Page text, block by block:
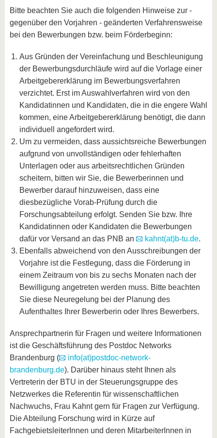
Bitte beachten Sie auch die folgenden Hinweise zur -
gegenüber den Vorjahren - geänderten Verfahrensweise
bei den Bewerbungen bzw. beim Förderbeginn:
Aus Gründen der Vereinfachung und Beschleunigung
der Bewerbungsdurchläufe wird auf die Vorlage einer
Arbeitgebererklärung im Bewerbungsverfahren
verzichtet. Erst im Auswahlverfahren wird von den
Kandidatinnen und Kandidaten, die in die engere Wahl
kommen, eine Arbeitgebererklärung benötigt, die dann
individuell angefordert wird.
Um zu vermeiden, dass aussichtsreiche Bewerbungen
aufgrund von unvollständigen oder fehlerhaften
Unterlagen oder aus arbeitsrechtlichen Gründen
scheitern, bitten wir Sie, die Bewerberinnen und
Bewerber darauf hinzuweisen, dass eine
diesbezügliche Vorab-Prüfung durch die
Forschungsabteilung erfolgt. Senden Sie bzw. Ihre
Kandidatinnen oder Kandidaten die Bewerbungen
dafür vor Versand an das PNB an
kahnt(at)b-tu.de.
Ebenfalls abweichend von den Ausschreibungen der
Vorjahre ist die Festlegung, dass die Förderung in
einem Zeitraum von bis zu sechs Monaten nach der
Bewilligung angetreten werden muss. Bitte beachten
Sie diese Neuregelung bei der Planung des
Aufenthaltes Ihrer Bewerberin oder Ihres Bewerbers.
Ansprechpartnerin für Fragen und weitere Informationen
ist die Geschäftsführung des Postdoc Networks
Brandenburg (
info(at)postdoc-network-
brandenburg.de). Darüber hinaus steht Ihnen als
Vertreterin der BTU in der Steuerungsgruppe des
Netzwerkes die Referentin für wissenschaftlichen
Nachwuchs, Frau Kahnt gern für Fragen zur Verfügung.
Die Abteilung Forschung wird in Kürze auf
FachgebietsleiterInnen und deren MitarbeiterInnen in